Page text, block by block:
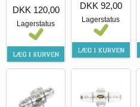
DKK 120,00
Lagerstatus
DKK 92,00
Lagerstatus